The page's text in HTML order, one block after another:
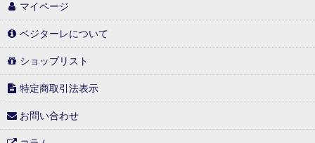
5,001円〜10,000円
10,001円以上
常温(冷蔵)と同梱可能商品
冷凍(冷蔵)と同梱可能商品
マイページ
ベジターレについて
ショップリスト
特定商取引法表示
お問い合わせ